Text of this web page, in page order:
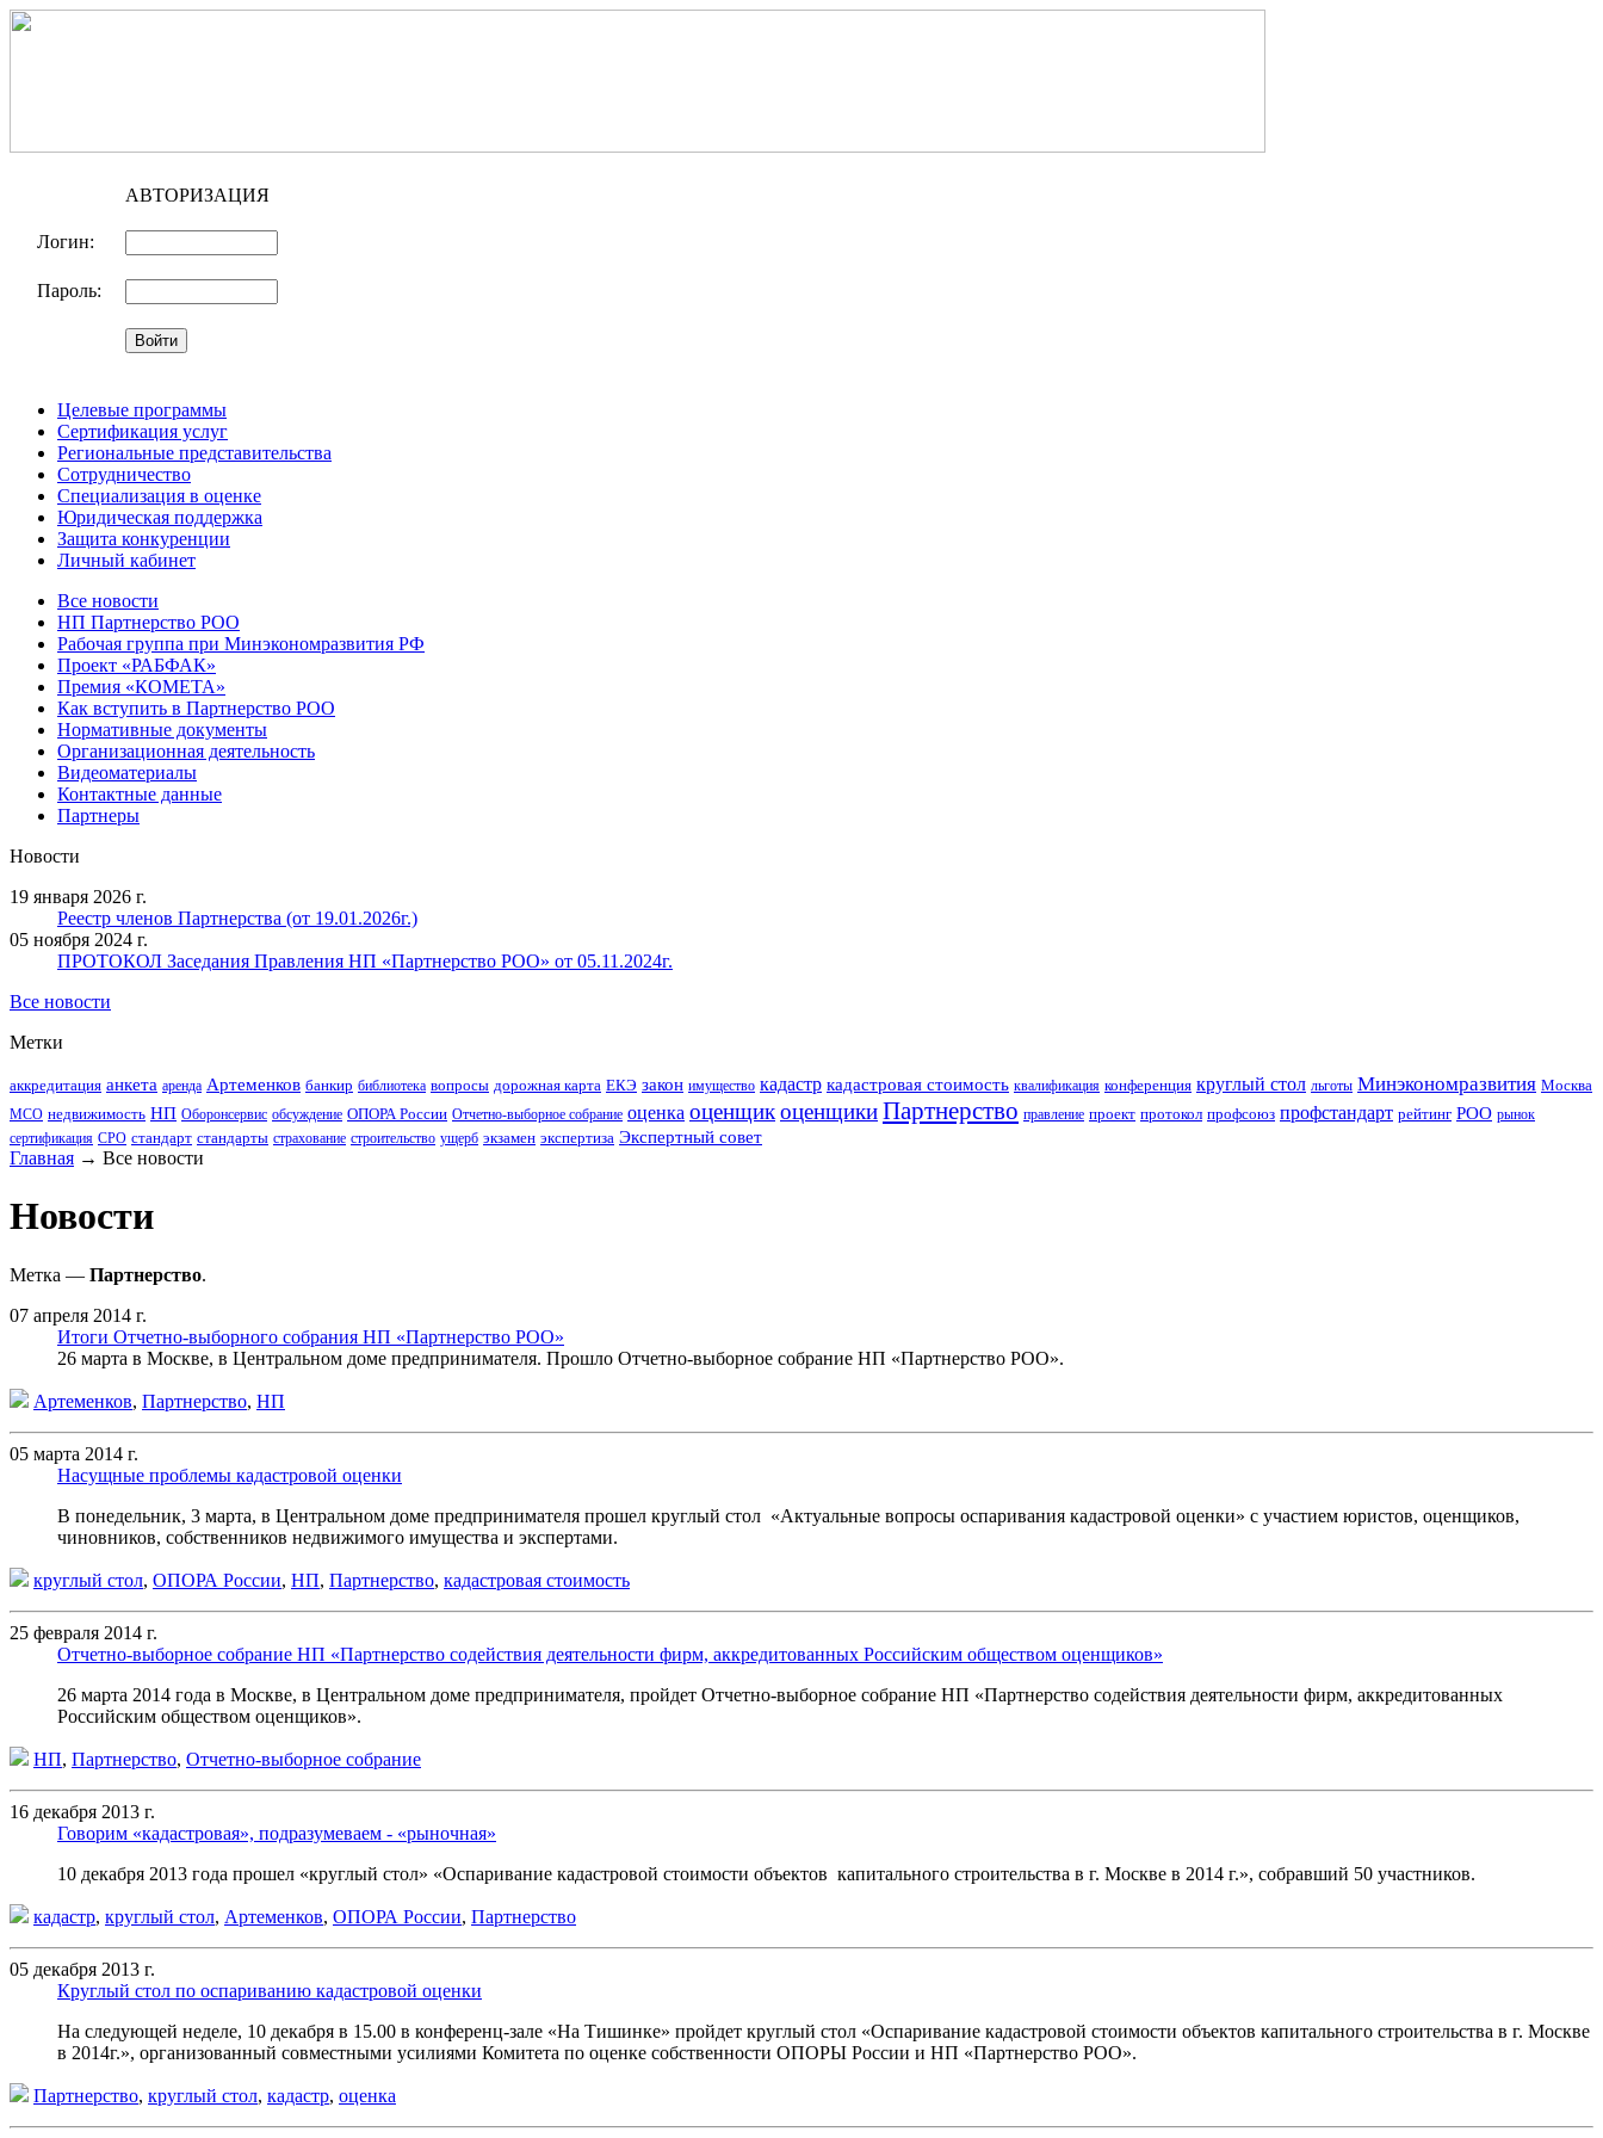
АВТОРИЗАЦИЯ
Логин:
Пароль:
Целевые программы
Сертификация услуг
Региональные представительства
Сотрудничество
Специализация в оценке
Юридическая поддержка
Защита конкуренции
Личный кабинет
Все новости
НП Партнерство РОО
Рабочая группа при Минэкономразвития РФ
Проект «РАБФАК»
Премия «КОМЕТА»
Как вступить в Партнерство РОО
Нормативные документы
Организационная деятельность
Видеоматериалы
Контактные данные
Партнеры
Новости
19 января 2026 г.
Реестр членов Партнерства (от 19.01.2026г.)
05 ноября 2024 г.
ПРОТОКОЛ Заседания Правления НП «Партнерство РОО» от 05.11.2024г.
Все новости
Метки
аккредитация анкета аренда Артеменков банкир библиотека вопросы дорожная карта ЕКЭ закон имущество кадастр кадастровая стоимость квалификация конференция круглый стол льготы Минэкономразвития Москва
МСО недвижимость НП Оборонсервис обсуждение ОПОРА России Отчетно-выборное собрание оценка оценщикоценщикиПартнерство правление проект протокол профсоюз профстандарт рейтинг РОО рынок
сертификация СРО стандарт стандарты страхование строительство ущерб экзамен экспертиза Экспертный совет
Главная → Все новости
Новости
Метка — Партнерство.
07 апреля 2014 г.
Итоги Отчетно-выборного собрания НП «Партнерство РОО»
26 марта в Москве, в Центральном доме предпринимателя. Прошло Отчетно-выборное собрание НП «Партнерство РОО».
Артеменков, Партнерство, НП
05 марта 2014 г.
Насущные проблемы кадастровой оценки
В понедельник, 3 марта, в Центральном доме предпринимателя прошел круглый стол «Актуальные вопросы оспаривания кадастровой оценки» с участием юристов, оценщиков,
чиновников, собственников недвижимого имущества и экспертами.
круглый стол, ОПОРА России, НП, Партнерство, кадастровая стоимость
25 февраля 2014 г.
Отчетно-выборное собрание НП «Партнерство содействия деятельности фирм, аккредитованных Российским обществом оценщиков»
26 марта 2014 года в Москве, в Центральном доме предпринимателя, пройдет Отчетно-выборное собрание НП «Партнерство содействия деятельности фирм, аккредитованных
Российским обществом оценщиков».
НП, Партнерство, Отчетно-выборное собрание
16 декабря 2013 г.
Говорим «кадастровая», подразумеваем - «рыночная»
10 декабря 2013 года прошел «круглый стол» «Оспаривание кадастровой стоимости объектов капитального строительства в г. Москве в 2014 г.», собравший 50 участников.
кадастр, круглый стол, Артеменков, ОПОРА России, Партнерство
05 декабря 2013 г.
Круглый стол по оспариванию кадастровой оценки
На следующей неделе, 10 декабря в 15.00 в конференц-зале «На Тишинке» пройдет круглый стол «Оспаривание кадастровой стоимости объектов капитального строительства в г. Москве
в 2014г.», организованный совместными усилиями Комитета по оценке собственности ОПОРЫ России и НП «Партнерство РОО».
Партнерство, круглый стол, кадастр, оценка